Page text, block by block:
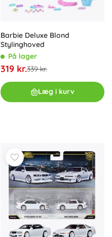
Barbie Deluxe Blond
Stylinghoved
På lager
319 kr.339 kr.
Læg i kurv